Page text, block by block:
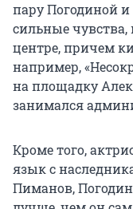
пару Погодиной
сильные чувства,
центре, причем
например,
на площадку
занимался
Кроме того,
язык с
Пиманов,